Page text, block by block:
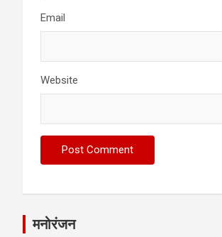
Email
Website
मनोरंजन